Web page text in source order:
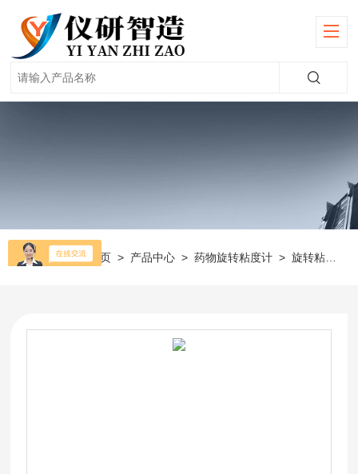
当前位置： 首页 > 产品中心 >药物旋转粘度计 >旋转粘度计